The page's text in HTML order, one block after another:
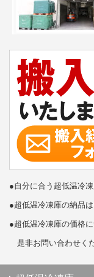
●自分に合う超低温冷
●超低温冷凍庫の納品
●超低温冷凍庫の価格
是非お問い合わせく